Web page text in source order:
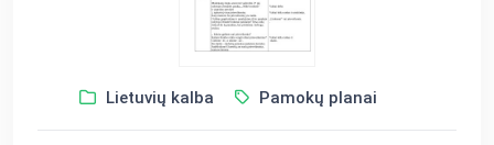
Lietuvių kalba Pamokų planai